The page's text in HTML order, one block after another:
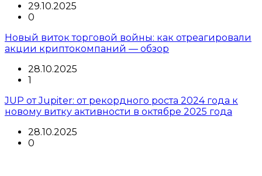
29.10.2025
0
Новый виток торговой войны: как отреагировали
акции криптокомпаний — обзор
28.10.2025
1
JUP от Jupiter: от рекордного роста 2024 года к
новому витку активности в октябре 2025 года
28.10.2025
0